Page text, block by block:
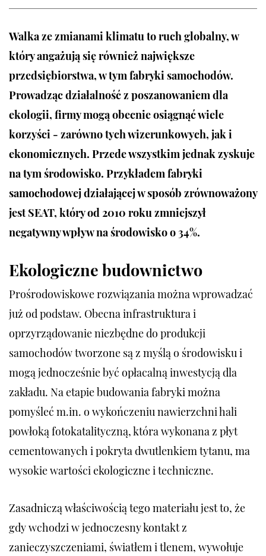
Walka ze zmianami klimatu to ruch globalny, w
który angażują się również największe
przedsiębiorstwa, w tym fabryki samochodów.
Prowadząc działalność z poszanowaniem dla
ekologii, firmy mogą obecnie osiągnąć wiele
korzyści - zarówno tych wizerunkowych, jak i
ekonomicznych. Przede wszystkim jednak zyskuje
na tym środowisko. Przykładem fabryki
samochodowej działającej w sposób zrównoważony
jest SEAT, który od 2010 roku zmniejszył
negatywny wpływ na środowisko o 34%.
Ekologiczne budownictwo
Prośrodowiskowe rozwiązania można wprowadzać
już od podstaw. Obecna infrastruktura i
oprzyrządowanie niezbędne do produkcji
samochodów tworzone są z myślą o środowisku i
mogą jednocześnie być opłacalną inwestycją dla
zakładu. Na etapie budowania fabryki można
pomyśleć m.in. o wykończeniu nawierzchni hali
powłoką fotokatalityczną, która wykonana z płyt
cementowanych i pokryta dwutlenkiem tytanu, ma
wysokie wartości ekologiczne i techniczne.
Zasadniczą właściwością tego materiału jest to, że
gdy wchodzi w jednoczesny kontakt z
zanieczyszczeniami, światłem i tlenem, wywołuje